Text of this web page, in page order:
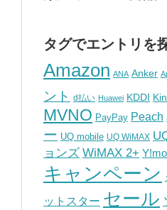
タグでエントリを
Amazon ANA Anker
ント
d払い Huawei KDDI
MVNO PayPay Peach
ー UQ mobile UQ WiMAX
ョンズ WiMAX 2+
キャンペーン
ットスター セール